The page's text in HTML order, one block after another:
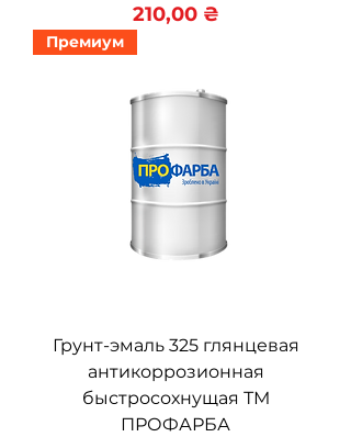
Цена
210,00 ₴
Премиум
Грунт-эмаль 325 глянцевая
антикоррозионная
быстросохнущая ТМ
ПРОФАРБА